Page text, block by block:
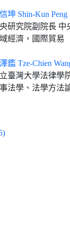
坤 Shin-Kun Peng
研究院副院長 中央研究院經濟
經濟，國際貿易
鑑 Tze-Chien
臺灣大學法律學院名譽教授、
法學、法學方法